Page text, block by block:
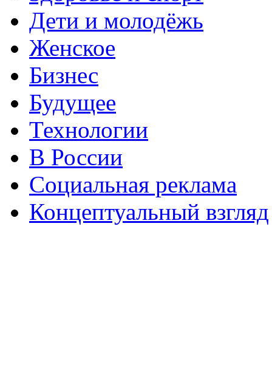
Дети и молодёжь
Женское
Бизнес
Будущее
Технологии
В России
Социальная реклама
Концептуальный взгляд